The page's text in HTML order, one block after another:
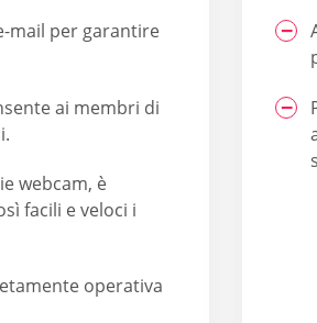
mail per garantire
ai membri di
webcam, è
facili e veloci i
operativa